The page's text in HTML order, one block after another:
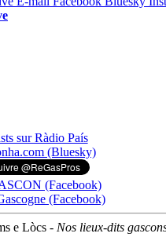
sur Ràdio País
(Bluesky)
(Facebook)
(Facebook)
e Lòcs - Nos lieux-dits